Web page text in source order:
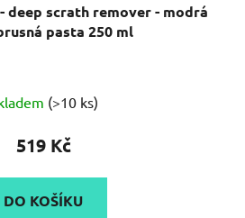
deep scrath remover - modrá
pasta 250 ml
hodnocení
produktu
4,0
z
(>10 ks)
519 Kč
DO KOŠÍKU